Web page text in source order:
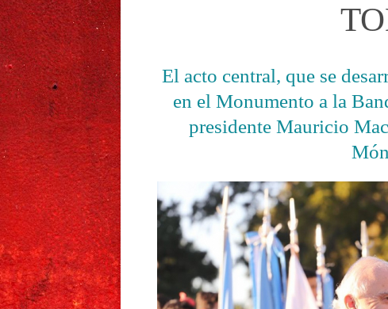
El acto central, que se
en el Monumento a la
presidente Mauricio